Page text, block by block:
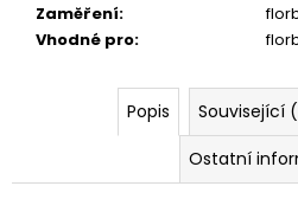
Zaměření:
Vhodné pro:
Popis Související
Ostatní